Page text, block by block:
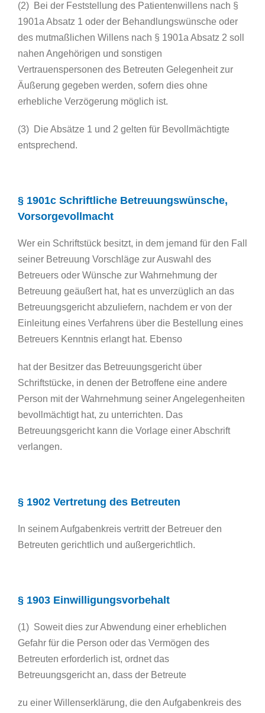
(2) Bei der Feststellung des Patientenwillens nach §
1901a Absatz 1 oder der Behandlungswünsche oder
des mutmaßlichen Willens nach § 1901a Absatz 2 soll
nahen Angehörigen und sonstigen
Vertrauenspersonen des Betreuten Gelegenheit zur
Äußerung gegeben werden, sofern dies ohne
erhebliche Verzögerung möglich ist.
(3) Die Absätze 1 und 2 gelten für Bevollmächtigte
entsprechend.
§ 1901c Schriftliche Betreuungswünsche,
Vorsorgevollmacht
Wer ein Schriftstück besitzt, in dem jemand für den Fall
seiner Betreuung Vorschläge zur Auswahl des
Betreuers oder Wünsche zur Wahrnehmung der
Betreuung geäußert hat, hat es unverzüglich an das
Betreuungsgericht abzuliefern, nachdem er von der
Einleitung eines Verfahrens über die Bestellung eines
Betreuers Kenntnis erlangt hat. Ebenso
hat der Besitzer das Betreuungsgericht über
Schriftstücke, in denen der Betroffene eine andere
Person mit der Wahrnehmung seiner Angelegenheiten
bevollmächtigt hat, zu unterrichten. Das
Betreuungsgericht kann die Vorlage einer Abschrift
verlangen.
§ 1902 Vertretung des Betreuten
In seinem Aufgabenkreis vertritt der Betreuer den
Betreuten gerichtlich und außergerichtlich.
§ 1903 Einwilligungsvorbehalt
(1) Soweit dies zur Abwendung einer erheblichen
Gefahr für die Person oder das Vermögen des
Betreuten erforderlich ist, ordnet das
Betreuungsgericht an, dass der Betreute
zu einer Willenserklärung, die den Aufgabenkreis des